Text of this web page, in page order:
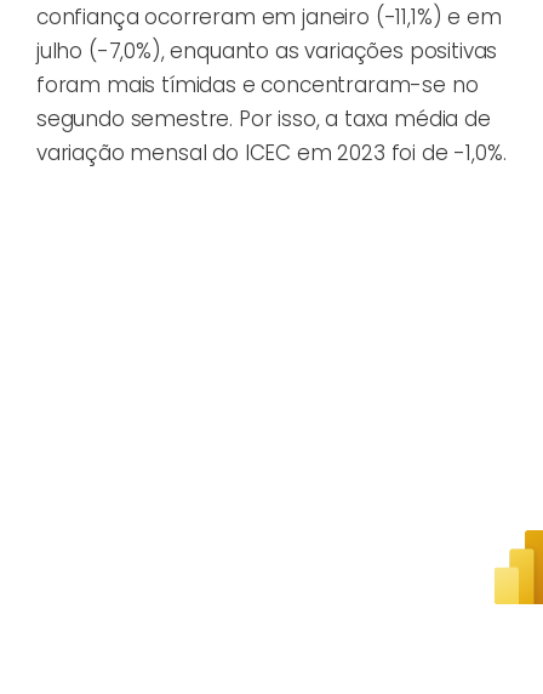
confiança ocorreram em janeiro (-11,1%) e em
julho (-7,0%), enquanto as variações positivas
foram mais tímidas e concentraram-se no
segundo semestre. Por isso, a taxa média de
variação mensal do ICEC em 2023 foi de -1,0%.